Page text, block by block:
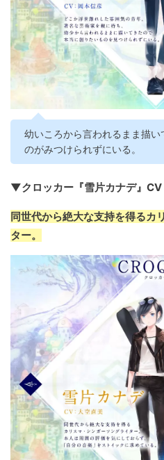
幼いころから言われるまま描
のがみつけられずにいる。
▼クロッカー『雪片カナデ』CV
同世代から絶大な支持を得るカ
ター。